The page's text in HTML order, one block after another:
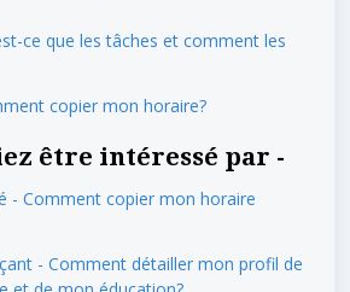
ce que les tâches et comment les
copier mon horaire?
être intéressé par -
- Comment copier mon horaire
- Comment détailler mon profil de